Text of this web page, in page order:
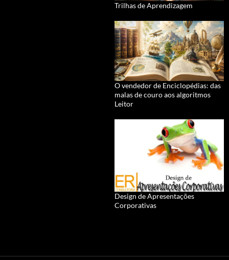
Trilhas de Aprendizagem
O vendedor de Enciclopédias: das
malas de couro aos algoritmos
Leitor
Design de Apresentações
Corporativas